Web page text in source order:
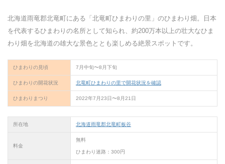
北海道雨竜郡北竜町にある「北竜町ひまわりの里」のひまわり畑。日本
を代表するひまわりの名所として知られ、約200万本以上の壮大なひま
わり畑を北海道の雄大な景色ととも楽しめる絶景スポットです。
ひまわりの見頃 7月中旬〜8月下旬
ひまわりの開花状況 北竜町ひまわりの里で開花状況を確認
ひまわりまつり 2022年7月23日〜8月21日
所在地 北海道雨竜郡北竜町板谷
料金
無料
ひまわり迷路：300円